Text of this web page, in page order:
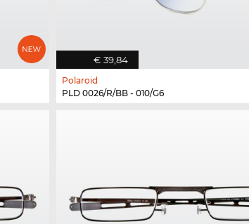
€ 39,84
Polaroid
PLD 0026/R/BB - 010/G6